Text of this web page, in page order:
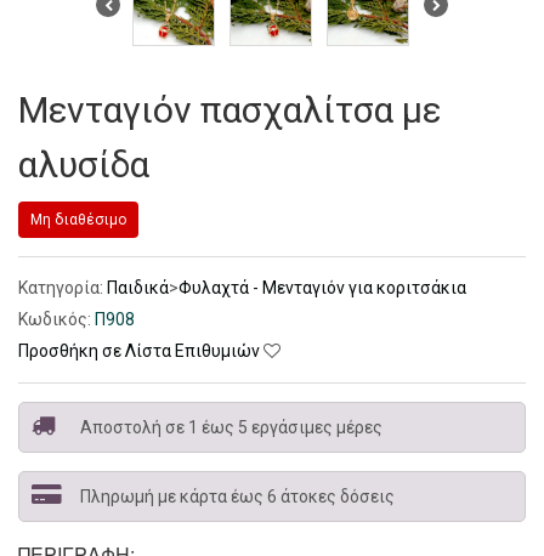
Μενταγιόν πασχαλίτσα με
αλυσίδα
Μη διαθέσιμο
Κατηγορία: Παιδικά>Φυλαχτά - Μενταγιόν για κοριτσάκια
Κωδικός: Π908
Προσθήκη σε Λίστα Επιθυμιών
Αποστολή σε 1 έως 5 εργάσιμες μέρες
Πληρωμή με κάρτα έως 6 άτοκες δόσεις